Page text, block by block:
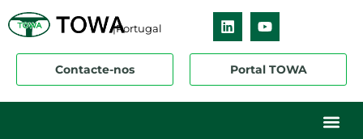
|Portugal
Contacte-nos Portal TOWA